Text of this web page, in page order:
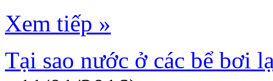
Xem tiếp »
Tại sao nước ở các bể bơi